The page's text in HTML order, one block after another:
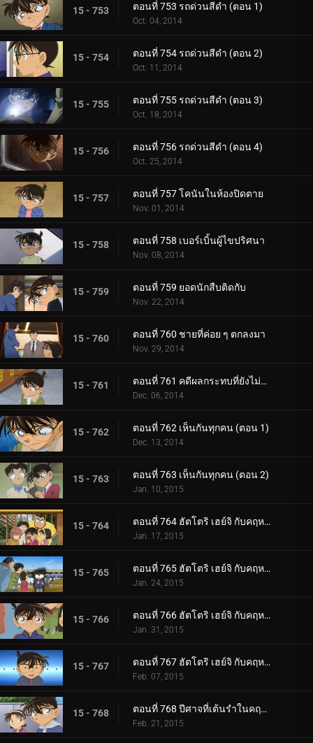
15 - 753 ตอนที่ 753 รถด่วนสีดำ (ตอน 1)
Oct. 04, 2014
15 - 754 ตอนที่ 754 รถด่วนสีดำ (ตอน 2)
Oct. 11, 2014
15 - 755 ตอนที่ 755 รถด่วนสีดำ (ตอน 3)
Oct. 18, 2014
15 - 756 ตอนที่ 756 รถด่วนสีดำ (ตอน 4)
Oct. 25, 2014
15 - 757 ตอนที่ 757 โคนันในห้องปิดตาย
Nov. 01, 2014
15 - 758 ตอนที่ 758 เบอร์เบิ้นผู้ไขปริศนา
Nov. 08, 2014
15 - 759 ตอนที่ 759 ยอดนักสืบติดกับ
Nov. 22, 2014
15 - 760 ตอนที่ 760 ชายที่ค่อย ๆ ตกลงมา
Nov. 29, 2014
15 - 761 ตอนที่ 761 คดีผลกระทบที่ยังไม่ได้ยืนยัน
Dec. 06, 2014
15 - 762 ตอนที่ 762 เห็นกันทุกคน (ตอน 1)
Dec. 13, 2014
15 - 763 ตอนที่ 763 เห็นกันทุกคน (ตอน 2)
Jan. 10, 2015
15 - 764 ตอนที่ 764 ฮัตโตริ เฮย์จิ กับคฤหาสน์ผีดูดเลือด (ตอน 1)
Jan. 17, 2015
15 - 765 ตอนที่ 765 ฮัตโตริ เฮย์จิ กับคฤหาสน์ผีดูดเลือด (ตอน 2)
Jan. 24, 2015
15 - 766 ตอนที่ 766 ฮัตโตริ เฮย์จิ กับคฤหาสน์ผีดูดเลือด (ตอน 3)
Jan. 31, 2015
15 - 767 ตอนที่ 767 ฮัตโตริ เฮย์จิ กับคฤหาสน์ผีดูดเลือด (ตอน 4)
Feb. 07, 2015
15 - 768 ตอนที่ 768 ปีศาจที่เต้นรำในคฤหาสน์หน้ากากละครโนห์ (ตอน 1)
Feb. 21, 2015